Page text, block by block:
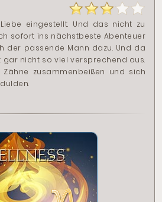
eingestellt. Und das nicht zu
sofort ins nächstbeste Abenteuer
der passende Mann dazu. Und da
gar nicht so viel versprechend aus.
zusammenbeißen und sich